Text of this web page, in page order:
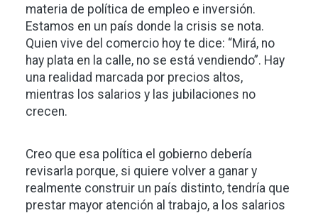
materia de política de empleo e inversión.
Estamos en un país donde la crisis se nota.
Quien vive del comercio hoy te dice: “Mirá, no
hay plata en la calle, no se está vendiendo”. Hay
una realidad marcada por precios altos,
mientras los salarios y las jubilaciones no
crecen.
Creo que esa política el gobierno debería
revisarla porque, si quiere volver a ganar y
realmente construir un país distinto, tendría que
prestar mayor atención al trabajo, a los salarios